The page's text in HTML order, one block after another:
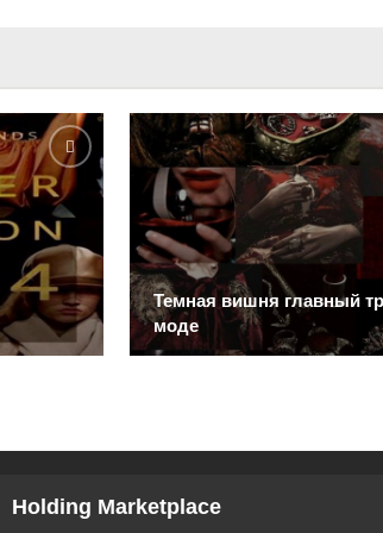
Темная вишня главный
моде
Holding Marketplace